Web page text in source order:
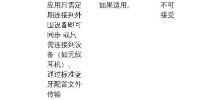
应用只需定
期连接到外
围设备即可
同步 或只
需连接到设
备（如无线
耳机）、
通过标准蓝
牙配置文件
传输
如果适用。
不可
接受